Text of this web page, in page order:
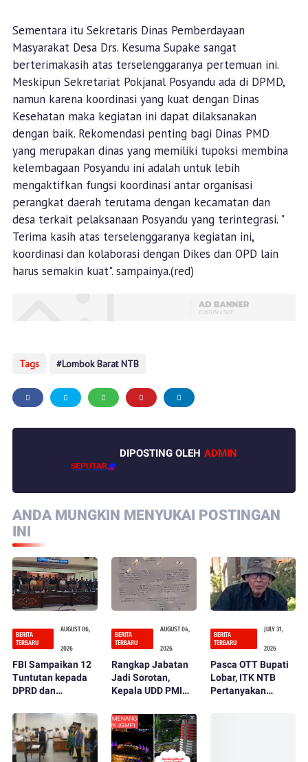
Sementara itu Sekretaris Dinas Pemberdayaan
Masyarakat Desa Drs. Kesuma Supake sangat
berterimakasih atas terselenggaranya pertemuan ini.
Meskipun Sekretariat Pokjanal Posyandu ada di DPMD,
namun karena koordinasi yang kuat dengan Dinas
Kesehatan maka kegiatan ini dapat dilaksanakan
dengan baik. Rekomendasi penting bagi Dinas PMD
yang merupakan dinas yang memiliki tupoksi membina
kelembagaan Posyandu ini adalah untuk lebih
mengaktifkan fungsi koordinasi antar organisasi
perangkat daerah terutama dengan kecamatan dan
desa terkait pelaksanaan Posyandu yang terintegrasi. "
Terima kasih atas terselenggaranya kegiatan ini,
koordinasi dan kolaborasi dengan Dikes dan OPD lain
harus semakin kuat". sampainya.(red)
Tags Lombok Barat NTB
DIPOSTING OLEH ADMIN
ANDA MUNGKIN MENYUKAI POSTINGAN
INI
BERITA
TERBARU
AUGUST 06,
2026
FBI Sampaikan 12
Tuntutan kepada
DPRD dan
Kabupaten Lombok
Barat
BERITA
TERBARU
AUGUST 04,
2026
Rangkap Jabatan
Jadi Sorotan,
Kepala UDD PMI
Ditegur dan
Diminta Mundur
BERITA
TERBARU
JULY 31,
2026
Pasca OTT Bupati
Lobar, ITK NTB
Pertanyakan